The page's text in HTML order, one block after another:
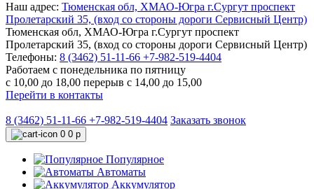
Наш адрес: Тюменская обл, ХМАО-Югра г.Сургут проспект
Пролетарский 35, (вход со стороны дороги Сервисный Центр)
Тюменская обл, ХМАО-Югра г.Сургут проспект
Пролетарский 35, (вход со стороны дороги Сервисный Центр)
Телефоны: 8 (3462) 51-11-66 +7-982-519-4404
Работаем с понедельника по пятницу
с 10,00 до 18,00 перерыв с 14,00 до 15,00
Перейти в контакты
8 (3462) 51-11-66 +7-982-519-4404 Заказать звонок
0 0 р
Популярное
Автоматы
Аккумулятор